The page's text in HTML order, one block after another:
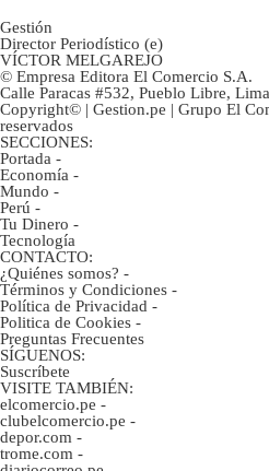
Gestión
Director Periodístico (e)
VÍCTOR MELGAREJO
© Empresa Editora El Comercio S.A.
Calle Paracas #532, Pueblo Libre,
Copyright© | Gestion.pe | Grupo El
reservados
SECCIONES:
Portada -
Economía -
Mundo -
Perú -
Tu Dinero -
Tecnología
CONTACTO:
¿Quiénes somos? -
Términos y Condiciones -
Política de Privacidad -
Politica de Cookies -
Preguntas Frecuentes
SÍGUENOS:
Suscríbete
VISITE TAMBIÉN:
elcomercio.pe -
clubelcomercio.pe -
depor.com -
trome.com -